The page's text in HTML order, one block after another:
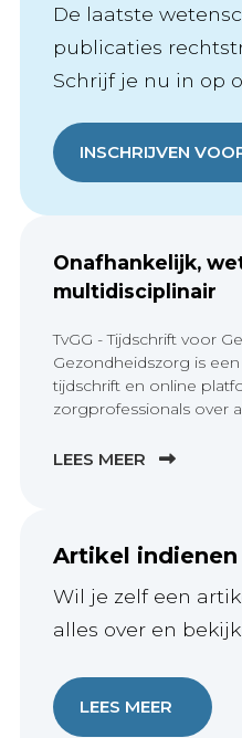
De laatste
publicaties
Schrijf je nu in op
INSCHRIJVEN
Onafhankelijk,
multidisciplinair
TvGG - Tijdschrift voor
Gezondheidszorg is
tijdschrift en online
zorgprofessionals over
LEES MEER
Artikel indienen
Wil je zelf een
alles over en
LEES MEER